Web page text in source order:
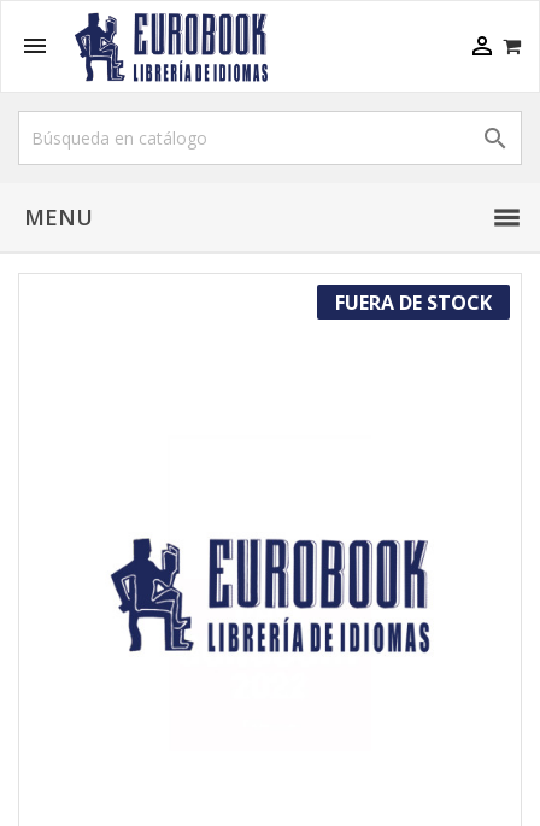
 

MENU
FUERA DE STOCK